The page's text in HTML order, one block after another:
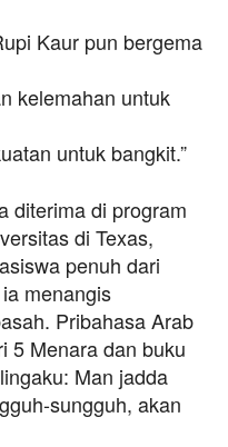
Kaur pun bergema
kelemahan untuk
untuk bangkit.”
diterima di program
di Texas,
penuh dari
menangis
Pribahasa Arab
5 Menara dan buku
Man jadda
sungguh, akan